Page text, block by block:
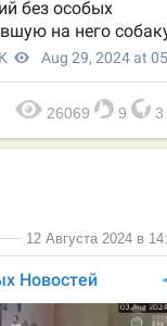
26069 9 3
12 Августа 2024 в